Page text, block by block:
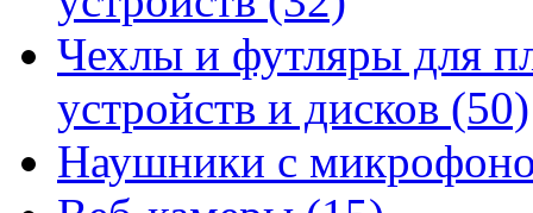
Чехлы и футляры для
устройств и дисков (50)
Наушники с